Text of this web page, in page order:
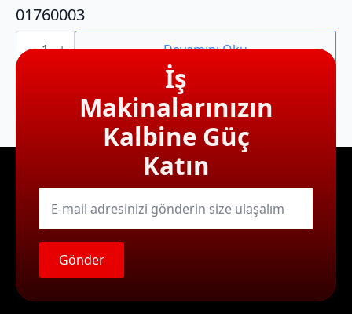
01760003
01760003
adet Devamını Oku
İş
Makinalarınızın
Kalbine Güç
Katın
E-
mail
Gönder